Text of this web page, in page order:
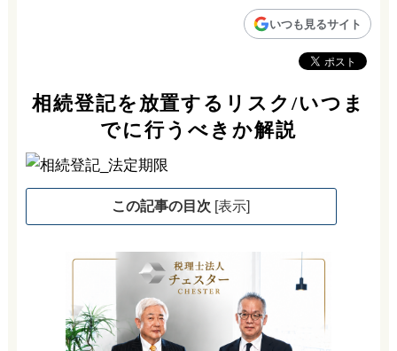
いつも見るサイト
相続登記を放置するリスク/いつま
でに行うべきか解説
この記事の目次 [表示]